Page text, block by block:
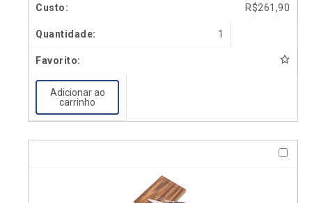
R$261,90
1
Adicionar ao
carrinho